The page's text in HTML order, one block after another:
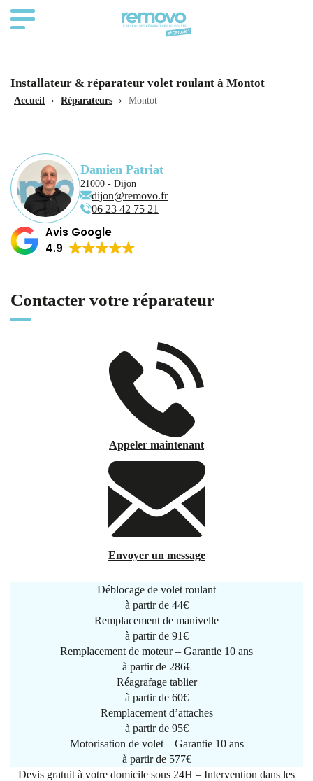
Installateur & réparateur volet roulant à Montot
Accueil › Réparateurs › Montot
Damien Patriat
21000 - Dijon
dijon@removo.fr
06 23 42 75 21
Avis Google
4.9
Contacter votre réparateur
Appeler maintenant
Envoyer un message
Déblocage de volet roulant
à partir de 44€
Remplacement de manivelle
à partir de 91€
Remplacement de moteur – Garantie 10 ans
à partir de 286€
Réagrafage tablier
à partir de 60€
Remplacement d’attaches
à partir de 95€
Motorisation de volet – Garantie 10 ans
à partir de 577€
Devis gratuit à votre domicile sous 24H – Intervention dans les